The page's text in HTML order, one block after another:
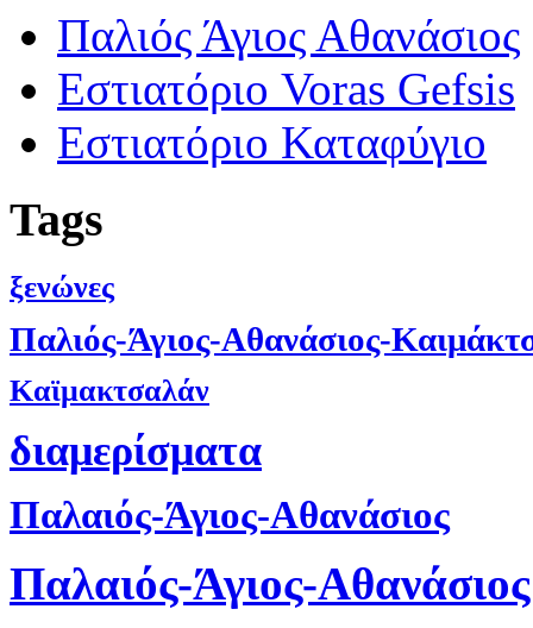
Παλιός Άγιος Αθανάσιος
Εστιατόριο Voras Gefsis
Εστιατόριο Καταφύγιο
Tags
ξενώνες
Παλιός-Άγιος-Αθανάσιος-
Καϊμακτσαλάν
διαμερίσματα
Παλαιός-Άγιος-Αθανάσιος
Παλαιός-Άγιος-Αθανάσιος